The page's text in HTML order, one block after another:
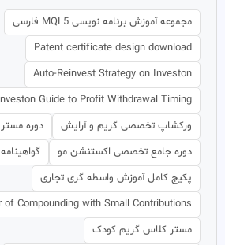
مجموعه آموزش برنامه نویسی MQL5 فارسی
Patent certificate design download
Auto-Reinvest Strategy on Investon
Guide to Profit Withdrawal Timing
ورکشاپ تخصصی گریم و آرایش
دوره
دوره جامع تخصصی اکستنشن مو
پکیج کامل آموزش واسطه گری تجاری
of Compounding with Small Contributions
مستر کلاس گریم کودک